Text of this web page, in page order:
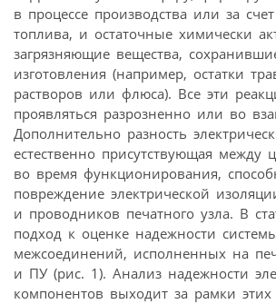
в процессе производства или за
топлива, и остаточные химически
загрязняющие вещества,
изготовления (например, остатки
растворов или флюса). Все эти
проявляться разрозненно или во
Дополнительно разность
естественно присутствующая между
во время функционирования,
повреждение электрической
и проводников печатного узла. В
подход к оценке надежности
межсоединений, исполненных на
и ПУ (рис. 1). Анализ надежности
компонентов выходит за рамки